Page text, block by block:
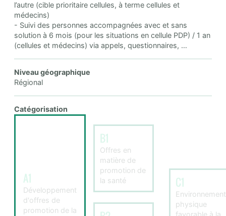
l’autre (cible prioritaire cellules, à terme cellules et
médecins)
- Suivi des personnes accompagnées avec et sans
solution à 6 mois (pour les situations en cellule PDP) / 1 an
(cellules et médecins) via appels, questionnaires, …
Niveau géographique
Régional
Catégorisation
A1
Développement
d'offres de
promotion de la
B1
Offres en
matière de
promotion de
la santé
C1
Environnement
physique